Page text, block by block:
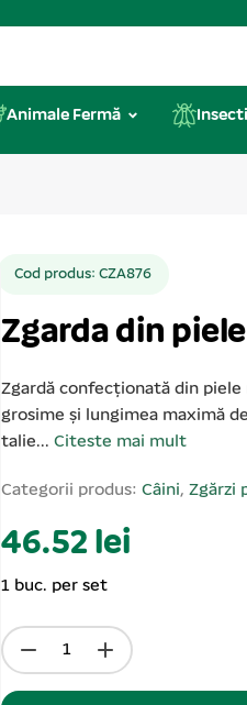
Animale Fermă
Cod produs: CZA876
Zgarda din
Zgardă confecționată din
grosime și lungimea maximă
talie... Citeste mai mult
Categorii produs: Câini, Zgărzi
46.52 lei
1 buc. per set